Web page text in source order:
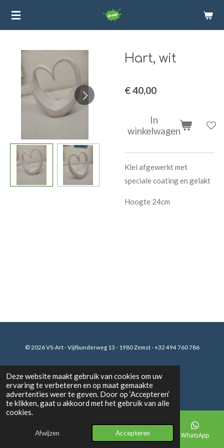
Deze website maakt gebruik van cookies om uw
ervaring te verbeteren en op maat gemaakte
advertenties weer te geven. Door op ‘Accepteren’
te klikken, gaat u akkoord met het gebruik van alle
cookies.
Afwijzen Accepteren
Ga
hoofdinhoud
Hart, wit
€ 40,00
In
winkelwagen
Klei afgewerkt met
speciale coating en gelakt
Hoogte 24cm
© 2026 VS-Art- Vijfbunderweg 13 - 1980 Zemst - +32 494 760 786
F
a
c
e
b
I
n
t
r
a
W
h
a
t
p
E-mailadres Telefoonnummer Kaart WhatsApp